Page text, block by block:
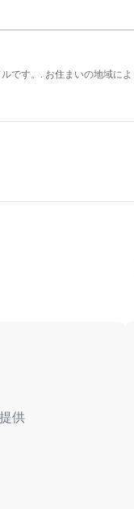
です。. お住まいの地域に
供